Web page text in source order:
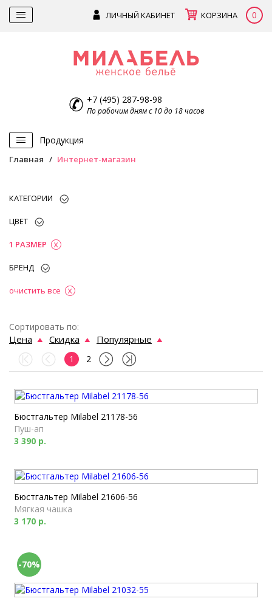
ЛИЧНЫЙ КАБИНЕТ КОРЗИНА 0
+7 (495) 287-98-98
По рабочим дням с 10 до 18 часов
Продукция
Главная Интернет-магазин
КАТЕГОРИИ
ЦВЕТ
1 РАЗМЕР
БРЕНД
очистить все
Сортировать по:
Цена Скидка Популярные
1 2
Бюстгальтер Milabel 21178-56
Пуш-ап
3 390 р.
Бюстгальтер Milabel 21606-56
Мягкая чашка
3 170 р.
-70%